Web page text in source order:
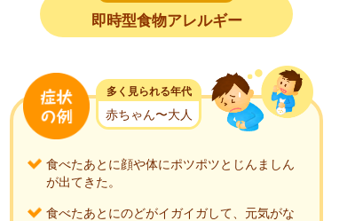
即時型食物アレルギー
多く見られる年代
赤ちゃん〜大人
食べたあとに顔や体にポツポツとじんましん
が出てきた。
食べたあとにのどがイガイガして、元気がな